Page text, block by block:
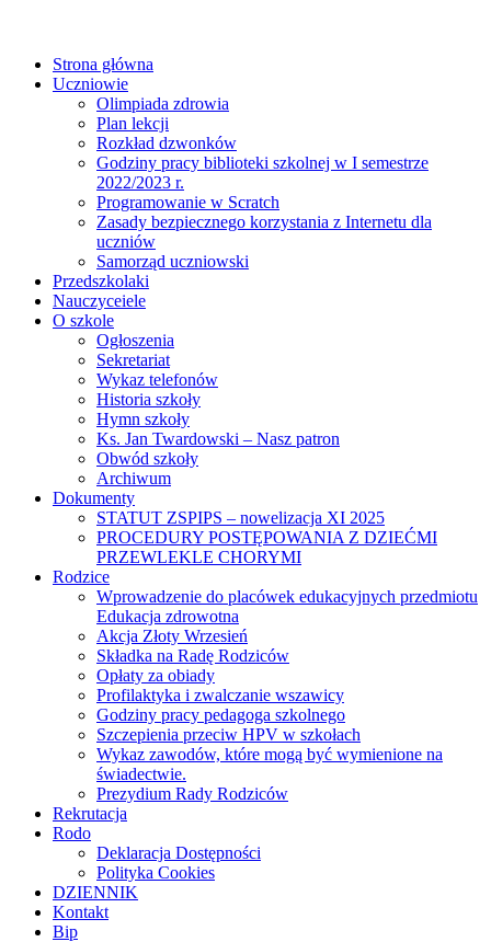
Strona główna
Uczniowie
Olimpiada zdrowia
Plan lekcji
Rozkład dzwonków
Godziny pracy biblioteki szkolnej w I semestrze
2022/2023 r.
Programowanie w Scratch
Zasady bezpiecznego korzystania z Internetu dla
uczniów
Samorząd uczniowski
Przedszkolaki
Nauczyceiele
O szkole
Ogłoszenia
Sekretariat
Wykaz telefonów
Historia szkoły
Hymn szkoły
Ks. Jan Twardowski – Nasz patron
Obwód szkoły
Archiwum
Dokumenty
STATUT ZSPIPS – nowelizacja XI 2025
PROCEDURY POSTĘPOWANIA Z DZIEĆMI
PRZEWLEKLE CHORYMI
Rodzice
Wprowadzenie do placówek edukacyjnych przedmiotu
Edukacja zdrowotna
Akcja Złoty Wrzesień
Składka na Radę Rodziców
Opłaty za obiady
Profilaktyka i zwalczanie wszawicy
Godziny pracy pedagoga szkolnego
Szczepienia przeciw HPV w szkołach
Wykaz zawodów, które mogą być wymienione na
świadectwie.
Prezydium Rady Rodziców
Rekrutacja
Rodo
Deklaracja Dostępności
Polityka Cookies
DZIENNIK
Kontakt
Bip